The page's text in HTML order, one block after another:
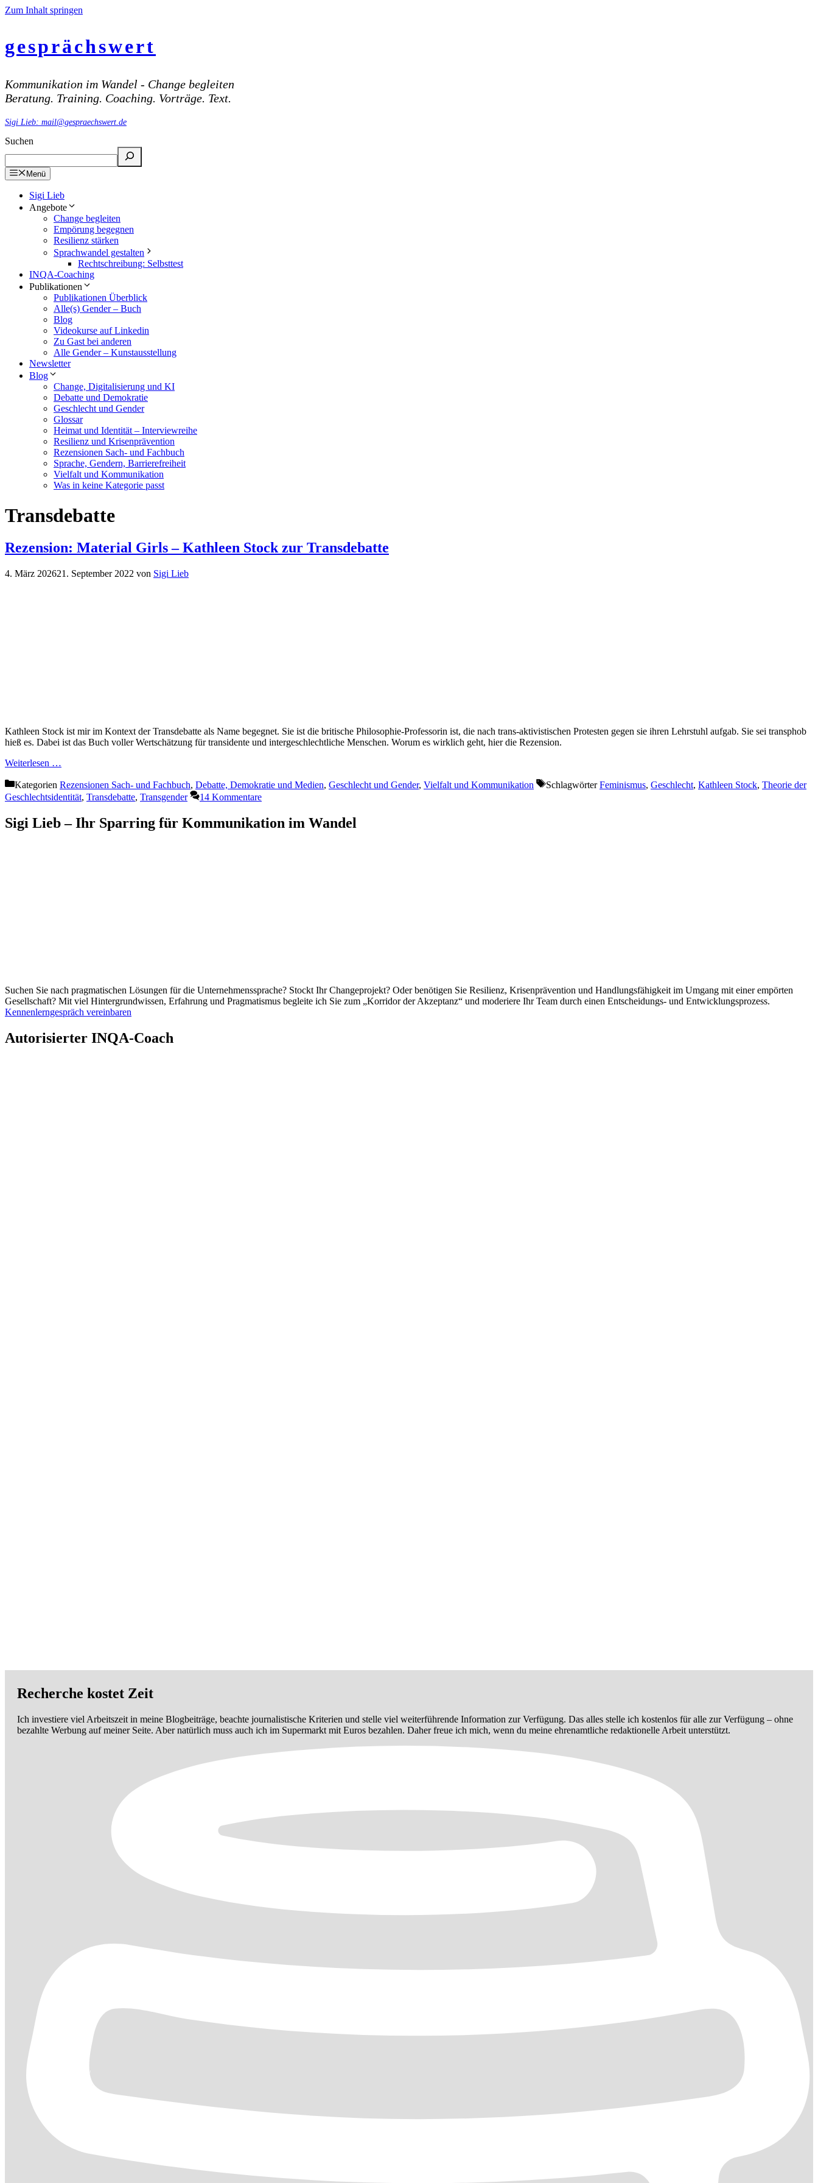
Zum Inhalt springen
gesprächswert
Kommunikation im Wandel - Change begleiten
Beratung. Training. Coaching. Vorträge. Text.
Sigi Lieb: mail@gespraechswert.de
Suchen
Menü
Sigi Lieb
Angebote
Change begleiten
Empörung begegnen
Resilienz stärken
Sprachwandel gestalten
Rechtschreibung: Selbsttest
INQA-Coaching
Publikationen
Publikationen Überblick
Alle(s) Gender – Buch
Blog
Videokurse auf Linkedin
Zu Gast bei anderen
Alle Gender – Kunstausstellung
Newsletter
Blog
Change, Digitalisierung und KI
Debatte und Demokratie
Geschlecht und Gender
Glossar
Heimat und Identität – Interviewreihe
Resilienz und Krisenprävention
Rezensionen Sach- und Fachbuch
Sprache, Gendern, Barrierefreiheit
Vielfalt und Kommunikation
Was in keine Kategorie passt
Transdebatte
Rezension: Material Girls – Kathleen Stock zur Transdebatte
4. März 202621. September 2022 von Sigi Lieb
Kathleen Stock ist mir im Kontext der Transdebatte als Name begegnet. Sie ist die britische Philosophie-Professorin ist, die nach trans-aktivistischen Protesten gegen sie ihren Lehrstuhl aufgab. Sie sei transphob
hieß es. Dabei ist das Buch voller Wertschätzung für transidente und intergeschlechtliche Menschen. Worum es wirklich geht, hier die Rezension.
Weiterlesen …
Kategorien Rezensionen Sach- und Fachbuch, Debatte, Demokratie und Medien, Geschlecht und Gender, Vielfalt und Kommunikation SchlagwörterFeminismus, Geschlecht, Kathleen Stock, Theorie der
Geschlechtsidentität, Transdebatte, Transgender 14 Kommentare
Sigi Lieb – Ihr Sparring für Kommunikation im Wandel
Suchen Sie nach pragmatischen Lösungen für die Unternehmenssprache? Stockt Ihr Changeprojekt? Oder benötigen Sie Resilienz, Krisenprävention und Handlungsfähigkeit im Umgang mit einer empörten
Gesellschaft? Mit viel Hintergrundwissen, Erfahrung und Pragmatismus begleite ich Sie zum „Korridor der Akzeptanz“ und moderiere Ihr Team durch einen Entscheidungs- und Entwicklungsprozess.
Kennenlerngespräch vereinbaren
Autorisierter INQA-Coach
Recherche kostet Zeit
Ich investiere viel Arbeitszeit in meine Blogbeiträge, beachte journalistische Kriterien und stelle viel weiterführende Information zur Verfügung. Das alles stelle ich kostenlos für alle zur Verfügung – ohne
bezahlte Werbung auf meiner Seite. Aber natürlich muss auch ich im Supermarkt mit Euros bezahlen. Daher freue ich mich, wenn du meine ehrenamtliche redaktionelle Arbeit unterstützt.